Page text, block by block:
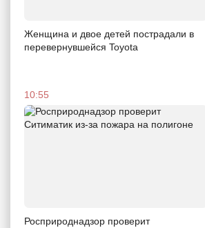
Женщина и двое детей пострадали в
перевернувшейся Toyota
10:55
Росприроднадзор проверит